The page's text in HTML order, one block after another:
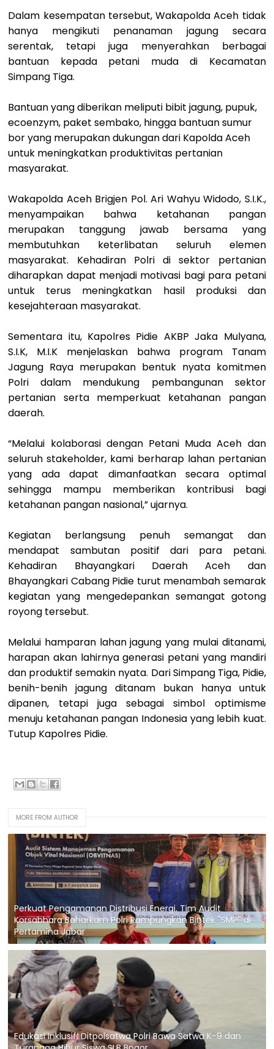
‎Dalam kesempatan tersebut, Wakapolda Aceh tidak
hanya mengikuti penanaman jagung secara
serentak, tetapi juga menyerahkan berbagai
bantuan kepada petani muda di Kecamatan
Simpang Tiga.
‎Bantuan yang diberikan meliputi bibit jagung, pupuk,
ecoenzym, paket sembako, hingga bantuan sumur
bor yang merupakan dukungan dari Kapolda Aceh
untuk meningkatkan produktivitas pertanian
masyarakat.
‎Wakapolda Aceh Brigjen Pol. Ari Wahyu Widodo, S.I.K.,
menyampaikan bahwa ketahanan pangan
merupakan tanggung jawab bersama yang
membutuhkan keterlibatan seluruh elemen
masyarakat. Kehadiran Polri di sektor pertanian
diharapkan dapat menjadi motivasi bagi para petani
untuk terus meningkatkan hasil produksi dan
kesejahteraan masyarakat.
‎Sementara itu, Kapolres Pidie AKBP Jaka Mulyana,
S.I.K, M.I.K menjelaskan bahwa program Tanam
Jagung Raya merupakan bentuk nyata komitmen
Polri dalam mendukung pembangunan sektor
pertanian serta memperkuat ketahanan pangan
daerah.
‎“Melalui kolaborasi dengan Petani Muda Aceh dan
seluruh stakeholder, kami berharap lahan pertanian
yang ada dapat dimanfaatkan secara optimal
sehingga mampu memberikan kontribusi bagi
ketahanan pangan nasional,” ujarnya.
‎Kegiatan berlangsung penuh semangat dan
mendapat sambutan positif dari para petani.
Kehadiran Bhayangkari Daerah Aceh dan
Bhayangkari Cabang Pidie turut menambah semarak
kegiatan yang mengedepankan semangat gotong
royong tersebut.
‎Melalui hamparan lahan jagung yang mulai ditanami,
harapan akan lahirnya generasi petani yang mandiri
dan produktif semakin nyata. Dari Simpang Tiga, Pidie,
benih-benih jagung ditanam bukan hanya untuk
dipanen, tetapi juga sebagai simbol optimisme
menuju ketahanan pangan Indonesia yang lebih kuat.
Tutup Kapolres Pidie.
MORE FROM AUTHOR
Perkuat Pengamanan Distribusi Energi, Tim Audit
Korsabhara Baharkam Polri Rampungkan Bintek "SMP" di
Pertamina Jabar
Edukasi Inklusif, Ditpolsatwa Polri Bawa Satwa K-9 dan